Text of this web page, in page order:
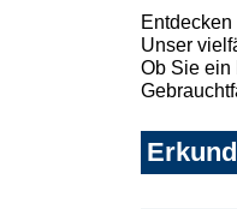
Unser
Ob Sie ein